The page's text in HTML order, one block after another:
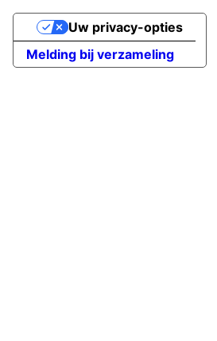
Melding bij verzameling
Uw privacy-opties